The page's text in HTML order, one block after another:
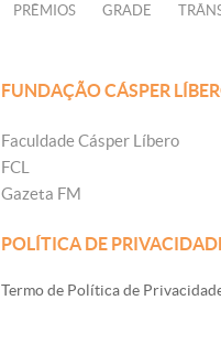
PRÊMIOS GRADE
FUNDAÇÃO CÁSPER
Faculdade Cásper Líbero
FCL
Gazeta FM
POLÍTICA DE
Termo de Política de